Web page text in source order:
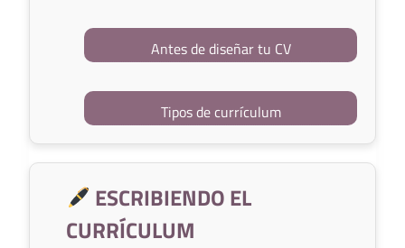
Antes de diseñar tu CV
Tipos de currículum
ESCRIBIENDO EL
CURRÍCULUM